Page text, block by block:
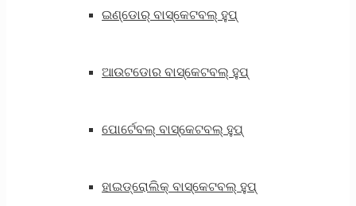
ଇଣ୍ଡୋର୍ ବାସ୍କେଟବଲ୍ ହୁପ୍
ଆଉଟଡୋର ​​ବାସ୍କେଟବଲ୍ ହୁପ୍
ପୋର୍ଟେବଲ୍ ବାସ୍କେଟବଲ୍ ହୁପ୍
ହାଇଡ୍ରୋଲିକ୍ ବାସ୍କେଟବଲ୍ ହୁପ୍